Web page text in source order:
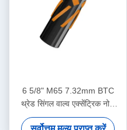
6 5/8" M65 7.32mm BTC
थ्रेड सिंगल वाल्व एक्सेंट्रिक नोज
फ्लोट शू तेल क्षेत्र सीमेंटिंग